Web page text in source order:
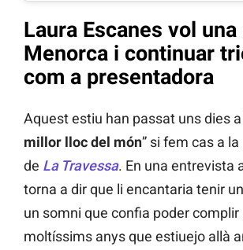
Laura Escanes vol una
Menorca i continuar
com a presentadora
Aquest estiu han passat uns dies a
millor lloc del món” si fem cas a
de La Travessa. En una entrevista
torna a dir que li encantaria tenir
un somni que confia poder complir
moltíssims anys que estiuejo allà